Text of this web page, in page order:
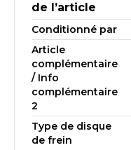
de l’article
Conditionné par
Article
complémentaire
/ Info
complémentaire
2
Type de disque
de frein